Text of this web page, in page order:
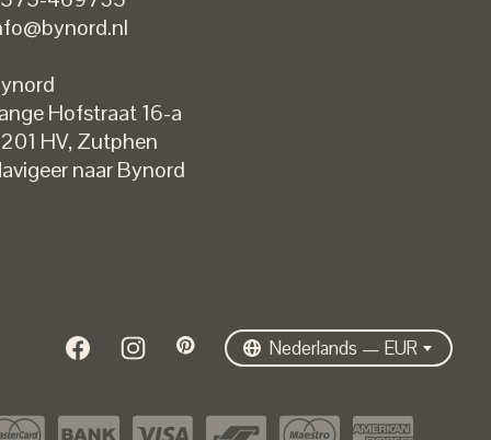
Hofstraat 16-a
HV,Zutphen
naar Bynord
Nederlands — EUR